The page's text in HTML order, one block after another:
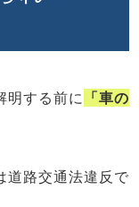
明する前に 「車の
道路交通法違反で